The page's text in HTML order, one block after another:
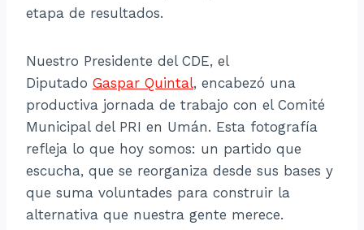
etapa de resultados.
Nuestro Presidente del CDE, el
Diputado Gaspar Quintal, encabezó una
productiva jornada de trabajo con el Comité
Municipal del PRI en Umán. Esta fotografía
refleja lo que hoy somos: un partido que
escucha, que se reorganiza desde sus bases y
que suma voluntades para construir la
alternativa que nuestra gente merece.